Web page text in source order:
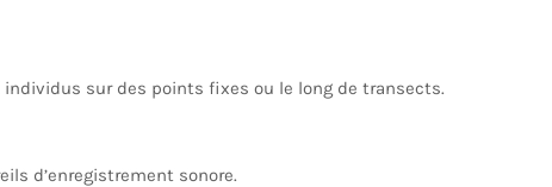
sur des points fixes ou le long de transects.
d’enregistrement sonore.